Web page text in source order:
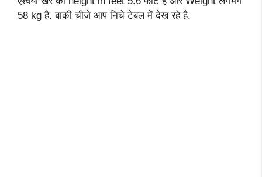
58 kg है. बाकी चीजे आप निचे टेबल में देख रहे है.